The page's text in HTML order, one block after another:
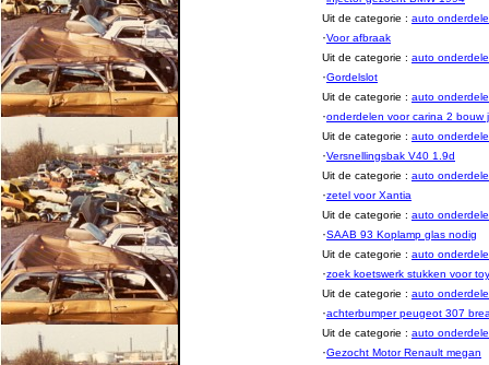
Uit de categorie : auto
·Voor afbraak
Uit de categorie : auto
·Gordelslot
Uit de categorie : auto
·onderdelen voor carina 2 bouw
Uit de categorie : auto
·Versnellingsbak V40 1.9d
Uit de categorie : auto
·zetel voor Xantia
Uit de categorie : auto
·SAAB 93 Koplamp glas nodig
Uit de categorie : auto
·zoek koetswerk stukken voor
Uit de categorie : auto
·achterbumper peugeot 307
Uit de categorie : auto
·Gezocht Motor Renault megan